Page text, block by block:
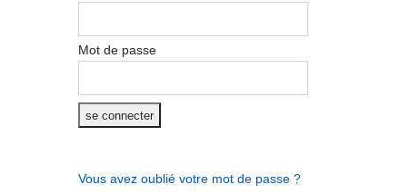
Mot de passe
Vous avez oublié votre mot de passe ?